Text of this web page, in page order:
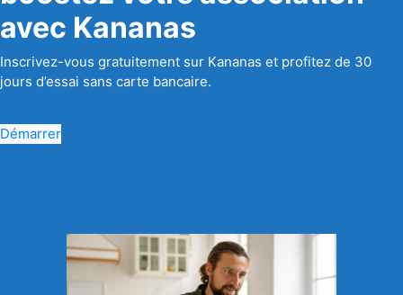
avec Kananas
Inscrivez-vous gratuitement sur Kananas et profitez de 30
jours d’essai sans carte bancaire.
Démarrer